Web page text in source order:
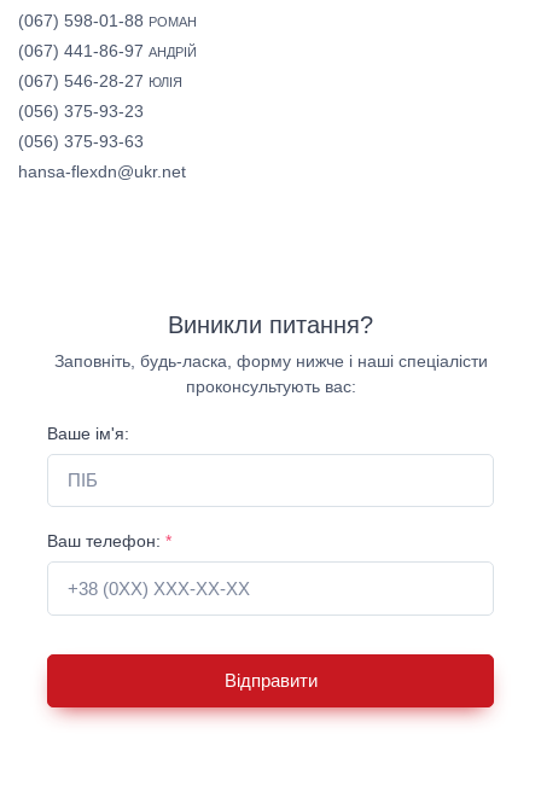
(067) 598-01-88 РОМАН
(067) 441-86-97 АНДРІЙ
(067) 546-28-27 ЮЛІЯ
(056) 375-93-23
(056) 375-93-63
hansa-flexdn@ukr.net
Виникли питання?
Заповніть, будь-ласка, форму нижче і наші спеціалісти
проконсультують вас:
Ваше ім'я:
Ваш телефон: *
Відправити